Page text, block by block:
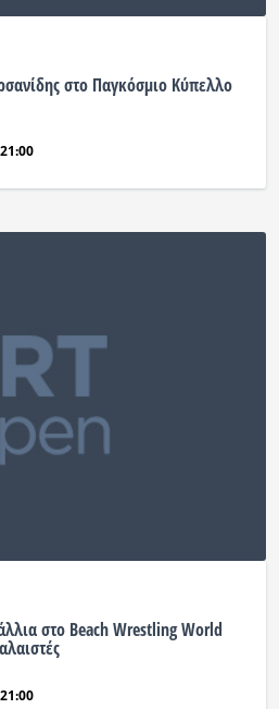
στο Παγκόσμιο Κύπελλο
στο Beach Wrestling World